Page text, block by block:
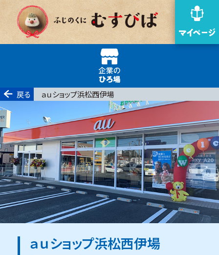
戻る ａｕショップ浜松西伊場
ａｕショップ浜松西伊場